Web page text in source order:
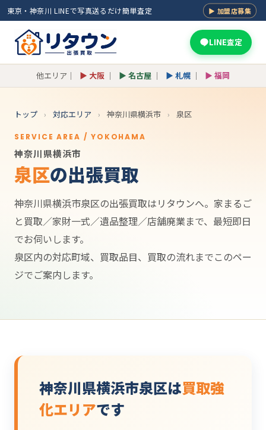
東京・神奈川 LINEで写真送るだけ簡単査定 ▶ 加盟店募集
LINE査定
他エリア｜ ▶ 大阪 ｜ ▶ 名古屋 ｜ ▶ 札幌 ｜ ▶ 福岡
トップ › 対応エリア › 神奈川県横浜市 › 泉区
SERVICE AREA / YOKOHAMA
神奈川県横浜市
泉区の出張買取
神奈川県横浜市泉区の出張買取はリタウンへ。家まるご
と買取／家財一式／遺品整理／店舗廃業まで、最短即日
でお伺いします。
泉区内の対応町域、買取品目、買取の流れまでこのペー
ジでご案内します。
神奈川県横浜市泉区は買取強
化エリアです